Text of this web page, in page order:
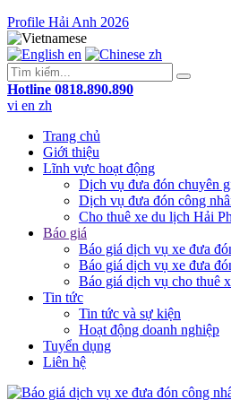
Profile Hải Anh 2026
en zh
Hotline 0818.890.890
vi en zh
Trang chủ
Giới thiệu
Lĩnh vực hoạt động
Dịch vụ đưa đón chuyên
Dịch vụ đưa đón công
Cho thuê xe du lịch Hải
Báo giá
Báo giá dịch vụ xe đưa
Báo giá dịch vụ xe đưa
Báo giá dịch vụ cho thuê
Tin tức
Tin tức và sự kiện
Hoạt động doanh nghiệp
Tuyển dụng
Liên hệ